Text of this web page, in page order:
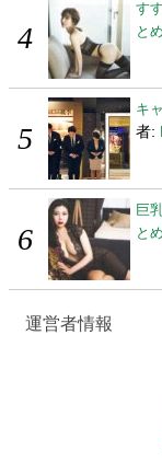
す
と
キ
者:
巨
と
運営者情報